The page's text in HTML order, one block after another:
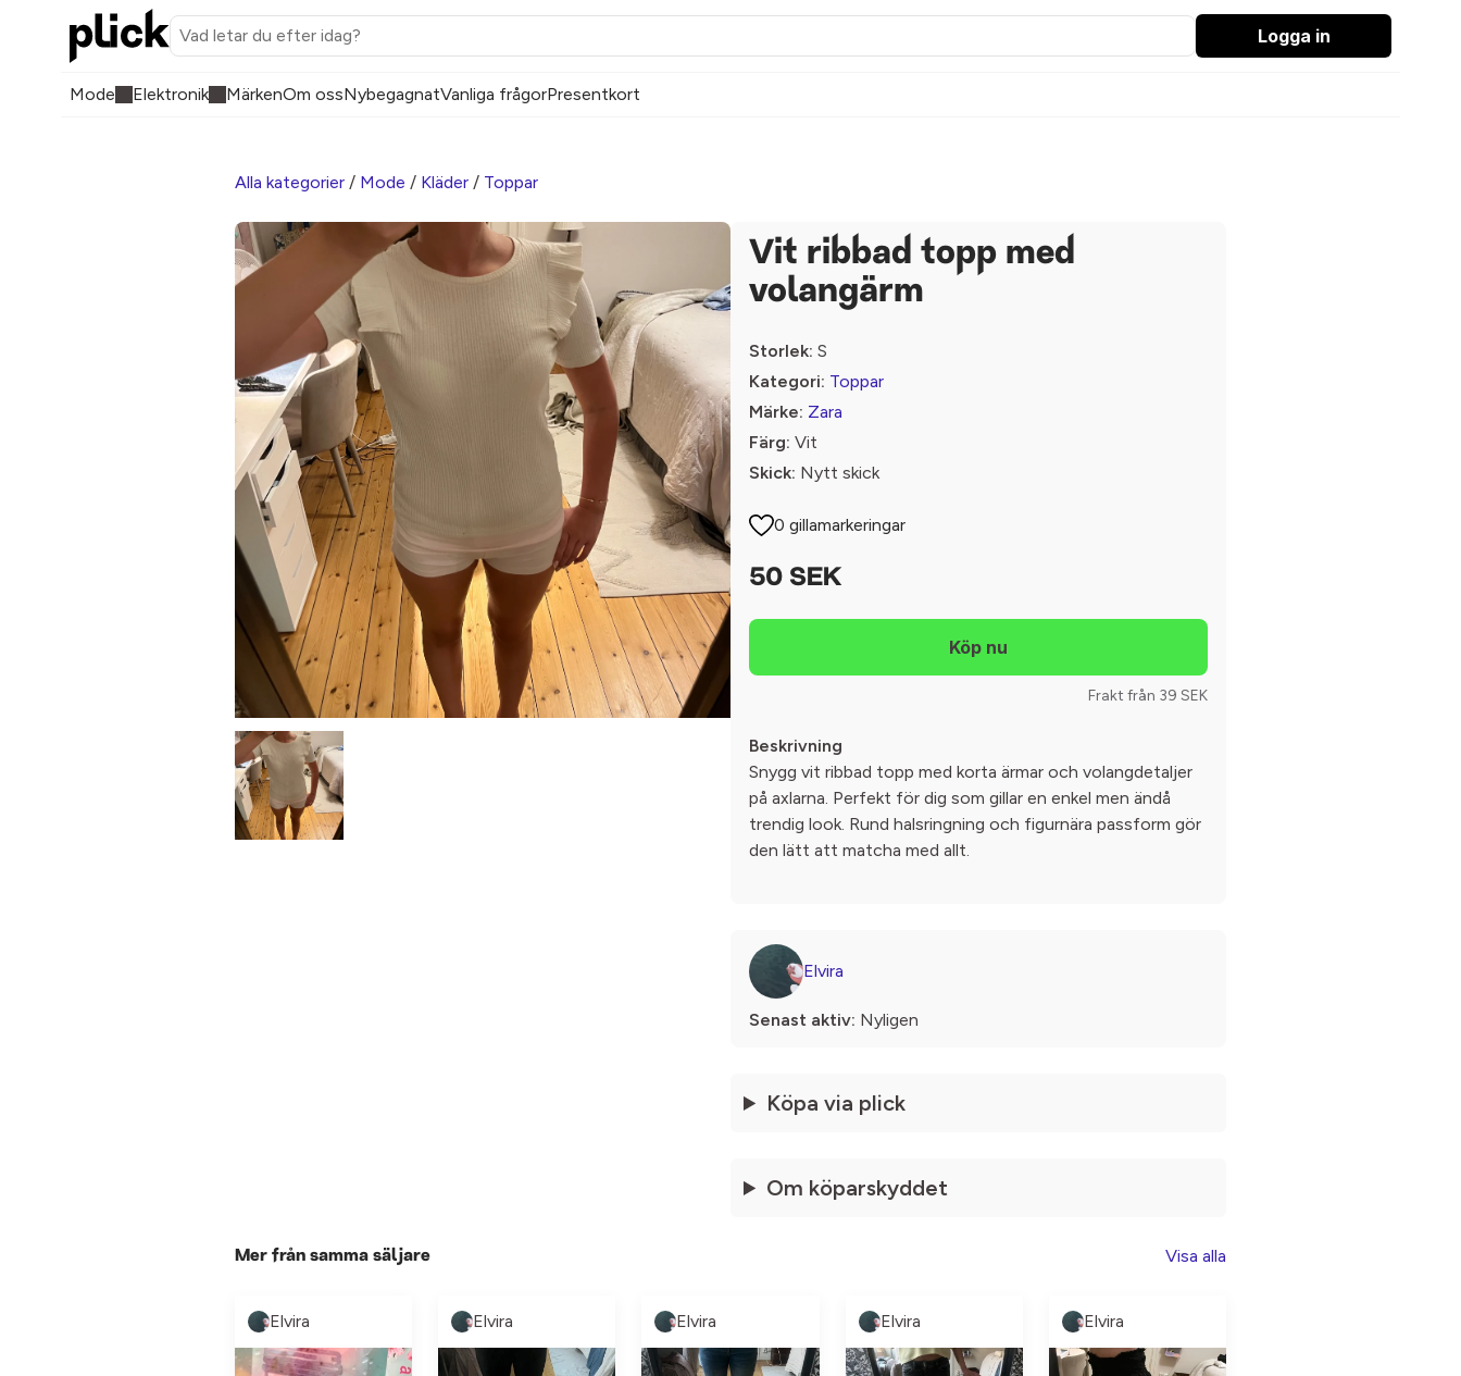
Logga in
Mode Elektronik MärkenOm ossNybegagnatVanliga frågorPresentkort
Alla kategorier / Mode / Kläder / Toppar
Vit ribbad topp med
volangärm
Storlek: S
Kategori: Toppar
Märke: Zara
Färg: Vit
Skick: Nytt skick
0 gillamarkeringar
50 SEK
Frakt från 39 SEK
Beskrivning
Snygg vit ribbad topp med korta ärmar och volangdetaljer
på axlarna. Perfekt för dig som gillar en enkel men ändå
trendig look. Rund halsringning och figurnära passform gör
den lätt att matcha med allt.
Elvira
Senast aktiv: Nyligen
Köpa via plick
Om köparskyddet
Mer från samma säljare Visa alla
Elvira Elvira Elvira Elvira Elvira